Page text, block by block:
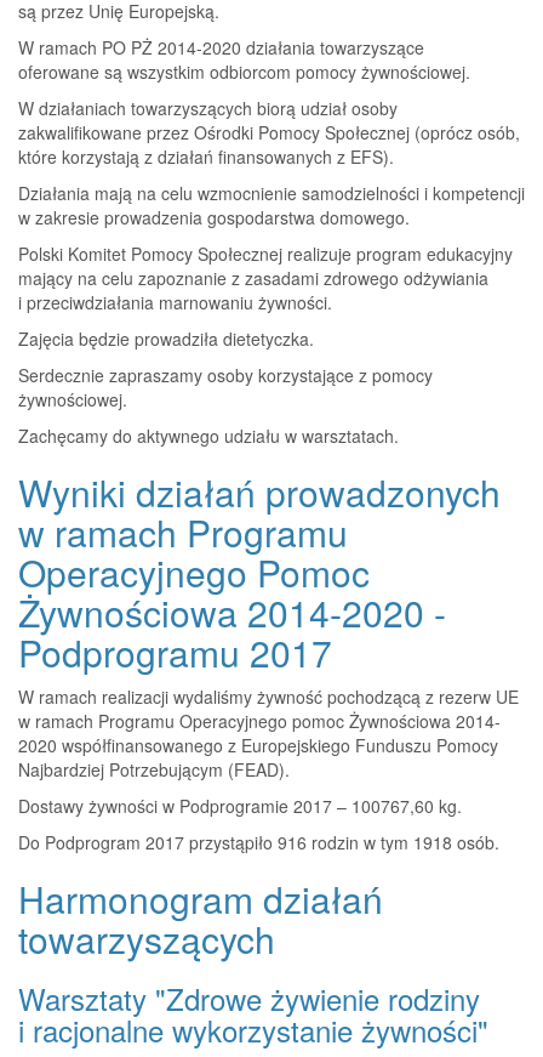
są przez Unię Europejską.
W ramach PO PŻ 2014-2020 działania towarzyszące
oferowane są wszystkim odbiorcom pomocy żywnościowej.
W działaniach towarzyszących biorą udział osoby
zakwalifikowane przez Ośrodki Pomocy Społecznej (oprócz osób,
które korzystają z działań finansowanych z EFS).
Działania mają na celu wzmocnienie samodzielności i kompetencji
w zakresie prowadzenia gospodarstwa domowego.
Polski Komitet Pomocy Społecznej realizuje program edukacyjny
mający na celu zapoznanie z zasadami zdrowego odżywiania
i przeciwdziałania marnowaniu żywności.
Zajęcia będzie prowadziła dietetyczka.
Serdecznie zapraszamy osoby korzystające z pomocy
żywnościowej.
Zachęcamy do aktywnego udziału w warsztatach.
Wyniki działań prowadzonych
w ramach Programu
Operacyjnego Pomoc
Żywnościowa 2014-2020 -
Podprogramu 2017
W ramach realizacji wydaliśmy żywność pochodzącą z rezerw UE
w ramach Programu Operacyjnego pomoc Żywnościowa 2014-
2020 współfinansowanego z Europejskiego Funduszu Pomocy
Najbardziej Potrzebującym (FEAD).
Dostawy żywności w Podprogramie 2017 – 100767,60 kg.
Do Podprogram 2017 przystąpiło 916 rodzin w tym 1918 osób.
Harmonogram działań
towarzyszących
Warsztaty "Zdrowe żywienie rodziny
i racjonalne wykorzystanie żywności"